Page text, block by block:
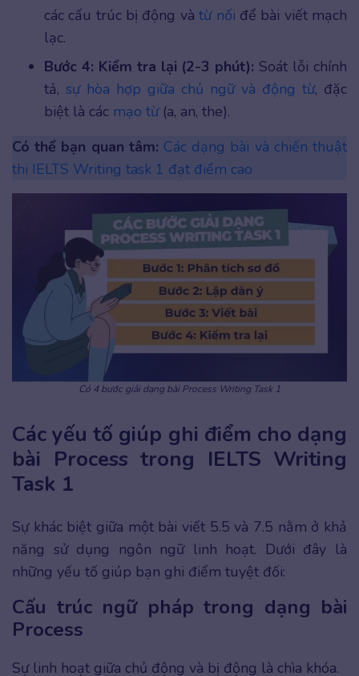
các cấu trúc bị động vàtừ nối để bài viết mạch
lạc.
Bước 4: Kiểm tra lại (2-3 phút): Soát lỗi chính
tả, sự hòa hợp giữa chủ ngữ và động từ, đặc
biệt là các mạo từ(a, an, the).
Có thể bạn quan tâm: Các dạng bài và chiến thuật
thi IELTS Writing task 1 đạt điểm cao
Có 4 bước giải dạng bài Process Writing Task 1
Các yếu tố giúp ghi điểm cho dạng
bài Process trong IELTS Writing
Task 1
Sự khác biệt giữa một bài viết 5.5 và 7.5 nằm ở khả
năng sử dụng ngôn ngữ linh hoạt. Dưới đây là
những yếu tố giúp bạn ghi điểm tuyệt đối:
Cấu trúc ngữ pháp trong dạng bài
Process
Sự linh hoạt giữa chủ động và bị động là chìa khóa.